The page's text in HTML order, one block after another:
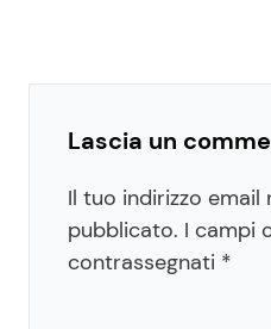
Lascia un
Il tuo indirizzo email
pubblicato. I campi
contrassegnati *